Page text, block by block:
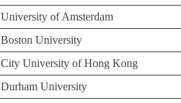
University of Amsterdam
Boston University
City University of Hong Kong
Durham University